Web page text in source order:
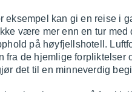
eksempel kan gi en reise i
være mer enn en tur med
på høyfjellshotell.
fra de hjemlige forpliktelser
det til en minneverdig